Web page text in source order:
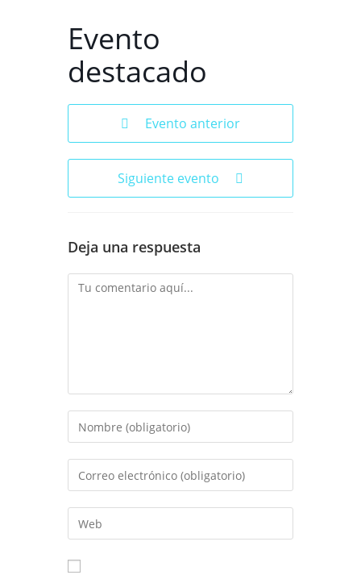
Evento
destacado
Evento anterior
Siguiente evento
Deja una respuesta
Comentario
Introduce
tu
nombre
de
usuario
para
Introduce
tu
dirección
de
electrónico
Introduce
la
URL